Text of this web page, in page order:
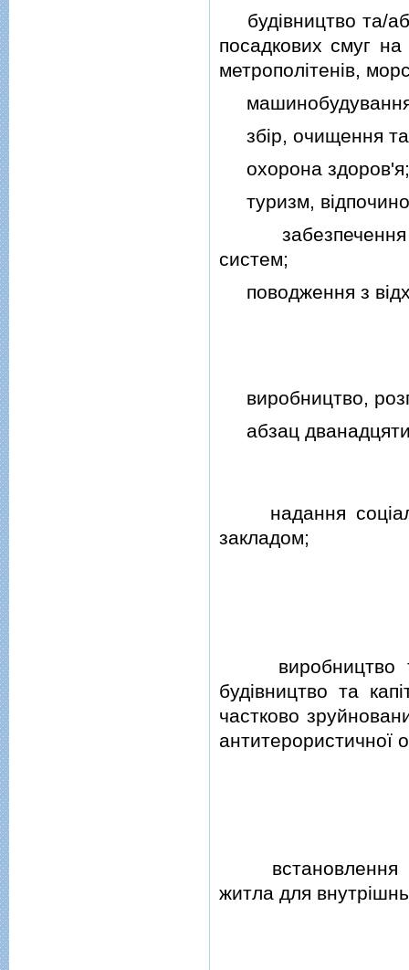
будiвництво та/
посадкових смуг
метрополiтенiв,
збiр, очищення та
охорона здоров'я;
туризм,
забезпечення
систем;
поводження з
виробництво,
абзац
надання
закладом;
виробництво та
будiвництво та
частково
антитерористичної
встановлення
житла для